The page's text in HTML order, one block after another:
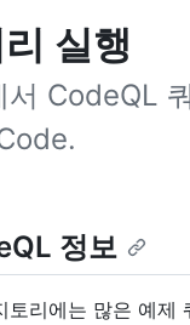
실행
서 CodeQL
정보
토리에는 많은 예제